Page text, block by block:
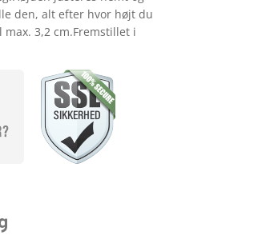
den, alt efter hvor højt du
3,2 cm.Fremstillet i